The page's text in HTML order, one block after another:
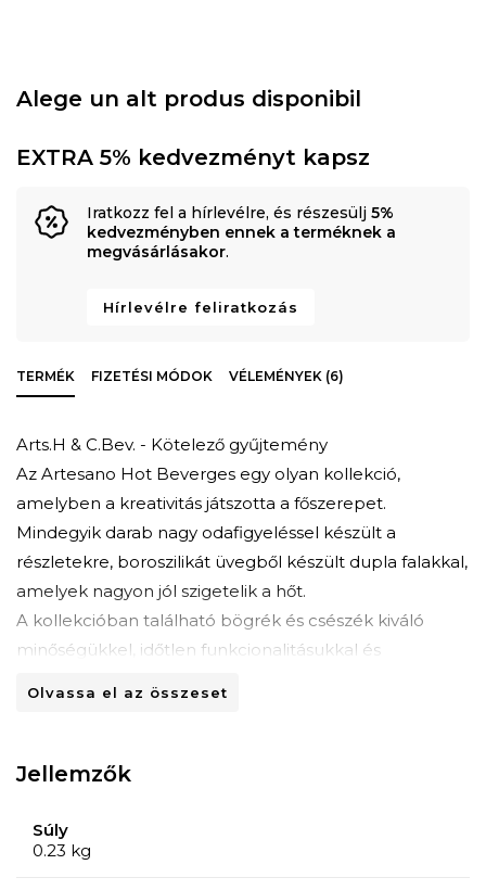
Alege un alt produs disponibil
EXTRA 5% kedvezményt kapsz
Iratkozz fel a hírlevélre, és részesülj 5%
kedvezményben ennek a terméknek a
megvásárlásakor.
Hírlevélre feliratkozás
TERMÉK FIZETÉSI MÓDOK VÉLEMÉNYEK (6)
Arts.H & C.Bev. - Kötelező gyűjtemény
Az Artesano Hot Beverges egy olyan kollekció,
amelyben a kreativitás játszotta a főszerepet.
Mindegyik darab nagy odafigyeléssel készült a
részletekre, boroszilikát üvegből készült dupla falakkal,
amelyek nagyon jól szigetelik a hőt.
A kollekcióban található bögrék és csészék kiváló
minőségükkel, időtlen funkcionalitásukkal és
Beverages termékek ideálisak a mindennapi
Villeroy & Boch - kivételes dizájn
Olvassa el az összeset
Jellemzők
Súly
0.23 kg